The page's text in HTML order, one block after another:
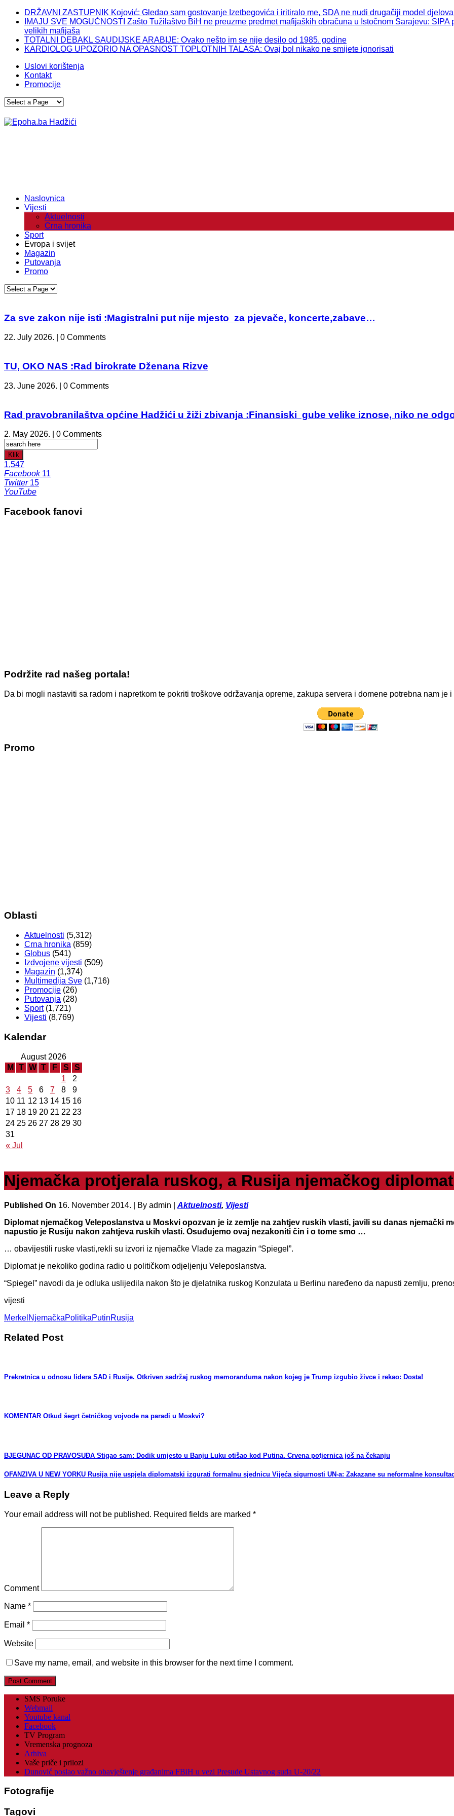
DRŽAVNI ZASTUPNIK Kojović: Gledao sam gostovanje Izetbegovića i iritiralo me, SDA ne nudi drugačiji model
IMAJU SVE MOGUĆNOSTI Zašto Tužilaštvo BiH ne preuzme predmet mafijaških obračuna u Istočnom Sarajevu:
velikih mafijaša
TOTALNI DEBAKL SAUDIJSKE ARABIJE: Ovako nešto im se nije desilo od 1985. godine
KARDIOLOG UPOZORIO NA OPASNOST TOPLOTNIH TALASA: Ovaj bol nikako ne smijete ignorisati
Uslovi korištenja
Kontakt
Promocije
Naslovnica
Vijesti
Aktuelnosti
Crna hronika
Sport
Evropa i svijet
Magazin
Putovanja
Promo
Za sve zakon nije isti :Magistralni put nije mjesto za pjevače, koncerte,zabave…
22. July 2026. | 0 Comments
TU, OKO NAS :Rad birokrate Dženana Rizve
23. June 2026. | 0 Comments
Rad pravobranilaštva općine Hadžići u žiži zbivanja :Finansiski gube velike iznose, niko ne
2. May 2026. | 0 Comments
Klik
1,547
Facebook 11
Twitter 15
YouTube
Facebook fanovi
Podržite rad našeg portala!
Da bi mogli nastaviti sa radom i napretkom te pokriti troškove održavanja opreme, zakupa servera i domene potrebna nam je i
Promo
Oblasti
Aktuelnosti (5,312)
Crna hronika (859)
Globus (541)
Izdvojene vijesti (509)
Magazin (1,374)
Multimedija Sve (1,716)
Promocije (26)
Putovanja (28)
Sport(1,721)
Vijesti (8,769)
Kalendar
August 2026
M
T W T F S S
« Jul
1
2
3
4 5 6 7 8
9
10 11 12 13 14 15 16
17 18 19 20 21 22 23
24 25 26 27 28 29 30
31
Njemačka protjerala ruskog, a Rusija njemačkog
Published On 16. November 2014. | By admin | Aktuelnosti, Vijesti
Diplomat njemačkog Veleposlanstva u Moskvi opozvan je iz zemlje na zahtjev ruskih vlasti, javili su danas njemački
napustio je Rusiju nakon zahtjeva ruskih vlasti. Osuđujemo ovaj nezakoniti čin i o tome smo …
… obavijestili ruske vlasti,rekli su izvori iz njemačke Vlade za magazin “Spiegel”.
Diplomat je nekoliko godina radio u političkom odjeljenju Veleposlanstva.
“Spiegel” navodi da je odluka uslijedila nakon što je djelatnika ruskog Konzulata u Berlinu naređeno da napusti zemlju,
vijesti
Merkel NjemačkaPolitikaPutinRusija
Related Post
Prekretnica u odnosu lidera SAD i Rusije. Otkriven sadržaj ruskog memoranduma nakon kojeg je Trump izgubio živce i rekao: Dosta!
KOMENTAR Otkud šegrt četničkog vojvode na paradi u Moskvi?
BJEGUNAC OD PRAVOSUĐA Stigao sam: Dodik umjesto u Banju Luku otišao kod Putina. Crvena potjernica još na čekanju
OFANZIVA U NEW YORKU Rusija nije uspjela diplomatski izgurati formalnu sjednicu Vijeća sigurnosti UN-a: Zakazane su neformalne
Leave a Reply
Your email address will not be published. Required fields are marked *
Comment
Name *
Email *
Website
Save my name, email, and website in this browser for the next time I comment.
SMS Poruke
Webmail
Youtube kanal
Facebook
TV Program
Vremenska prognoza
Arhiva
Vaše priče i prilozi
Dunović poslao važno obavještenje građanima FBiH u vezi Presude Ustavnog suda U-20/22
Fotografije
Tagovi